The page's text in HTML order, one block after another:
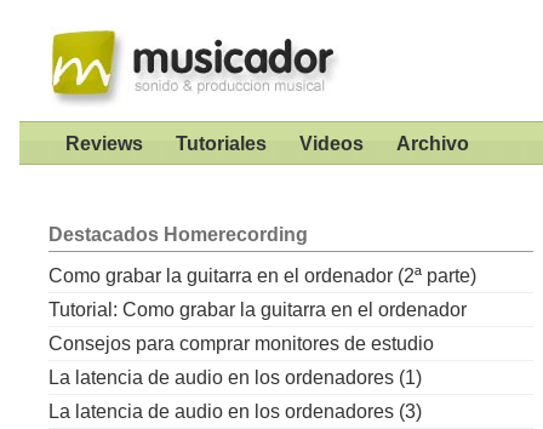
Reviews Tutoriales Videos Archivo
Destacados Homerecording
Como grabar la guitarra en el ordenador (2ª parte)
Tutorial: Como grabar la guitarra en el ordenador
Consejos para comprar monitores de estudio
La latencia de audio en los ordenadores (1)
La latencia de audio en los ordenadores (3)